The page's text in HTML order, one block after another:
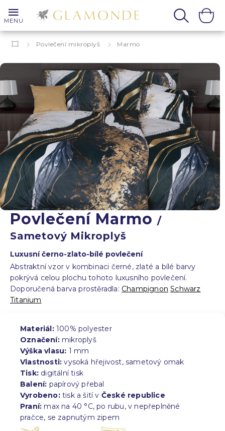
MENU
Povlečení mikroplyš Marmo
Povlečení Marmo /
Sametový Mikroplyš
Luxusní černo-zlato-bílé povlečení
Abstraktní vzor v kombinaci černé, zlaté a bílé barvy
pokrývá celou plochu tohoto luxusního povlečení.
Doporučená barva prostěradla: Champignon Schwarz
Titanium
Materiál:100% polyester
Označení:mikroplyš
Výška vlasu: 1 mm
Vlastnosti: vysoká hřejivost, sametový omak
Tisk: digitální tisk
Balení: papírový přebal
Vyrobeno:tisk a šití v České republice
Praní: max na 40 °C, po rubu, v nepřeplněné
pračce, se zapnutým zipem